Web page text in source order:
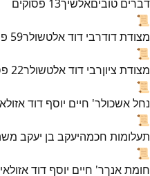
דברים טוביםאלשיך13 פסוקים
📜
מצודת דודרבי דוד אלטשולר59
📜
מצודת ציוןרבי דוד אלטשולר22
📜
נחל אשכולר' חיים יוסף דוד
📜
תעלומות חכמהיעקב בן יעקב
📜
חומת אנךר' חיים יוסף דוד אזולאי